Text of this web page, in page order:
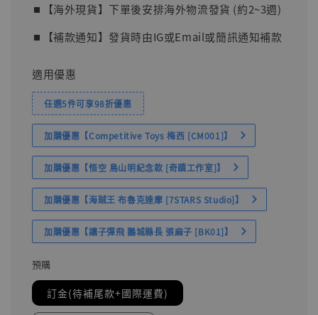
⏹︎【海外現貨】下單後安排海外物流發貨 (約2~3週)
⏹︎【補款通知】發貨時由IG或Email或簡訊通知補款
適用優惠
任選5件可享98折優惠
加購優惠【Competitive Toys 梅西 [CM001]】
加購優惠【悟空 鳥山明紀念款 [奇蹟工作室]】
加購優惠【海賊王 布魯克達摩 [7STARS Studio]】
加購優惠【讓子彈飛 鵝城縣長 張麻子 [BK01]】
預購
訂金(待補尾款+國際運費)